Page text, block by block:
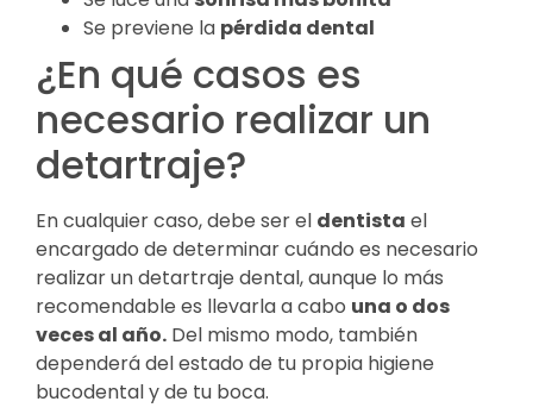
Se previene la pérdida dental
¿En qué casos es
necesario realizar un
detartraje?
En cualquier caso, debe ser el dentista el
encargado de determinar cuándo es necesario
realizar un detartraje dental, aunque lo más
recomendable es llevarla a cabo una o dos
veces al año. Del mismo modo, también
dependerá del estado de tu propia higiene
bucodental y de tu boca.